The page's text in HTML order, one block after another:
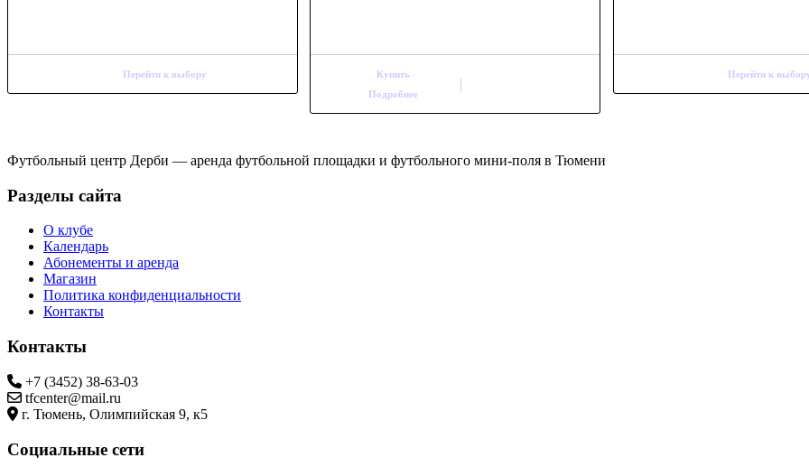
Перейти к выбору
Купить
Подробнее
Перейти к
Футбольный центр Дерби — аренда футбольной площадки и футбольного мини-поля в Тюмени
Разделы сайта
О клубе
Календарь
Абонементы и аренда
Магазин
Политика конфиденциальности
Контакты
Контакты
+7 (3452) 38-63-03
tfcenter@mail.ru
г. Тюмень, Олимпийская 9, к5
Социальные сети